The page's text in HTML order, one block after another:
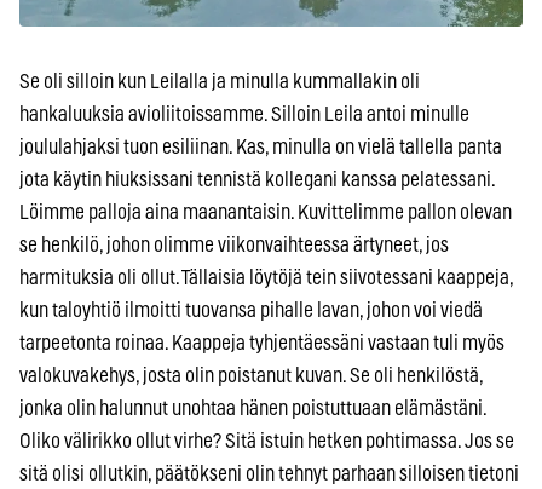
Se oli silloin kun Leilalla ja minulla kummallakin oli
hankaluuksia avioliitoissamme. Silloin Leila antoi minulle
joululahjaksi tuon esiliinan. Kas, minulla on vielä tallella panta
jota käytin hiuksissani tennistä kollegani kanssa pelatessani.
Löimme palloja aina maanantaisin. Kuvittelimme pallon olevan
se henkilö, johon olimme viikonvaihteessa ärtyneet, jos
harmituksia oli ollut. Tällaisia löytöjä tein siivotessani kaappeja,
kun taloyhtiö ilmoitti tuovansa pihalle lavan, johon voi viedä
tarpeetonta roinaa. Kaappeja tyhjentäessäni vastaan tuli myös
valokuvakehys, josta olin poistanut kuvan. Se oli henkilöstä,
jonka olin halunnut unohtaa hänen poistuttuaan elämästäni.
Oliko välirikko ollut virhe? Sitä istuin hetken pohtimassa. Jos se
sitä olisi ollutkin, päätökseni olin tehnyt parhaan silloisen tietoni